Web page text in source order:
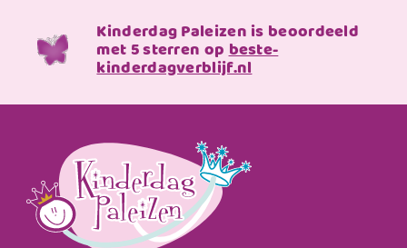
Kinderdag Paleizen is beoordeeld
met 5 sterren opbeste-
kinderdagverblijf.nl